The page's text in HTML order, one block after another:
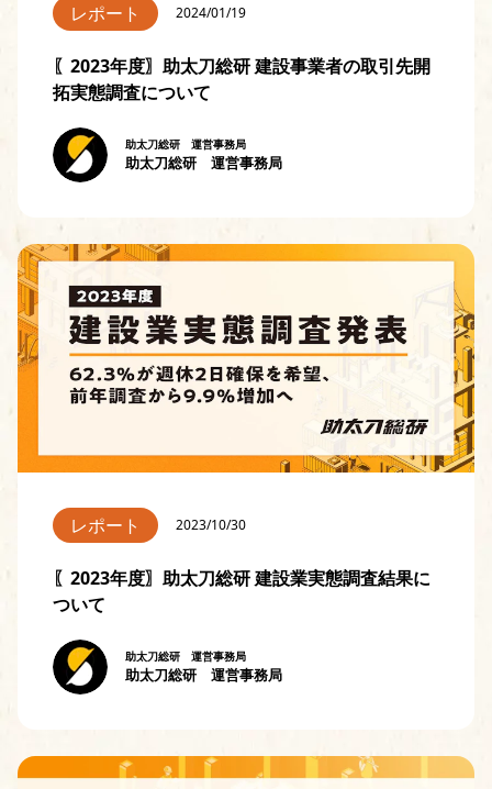
レポート 2024/01/19
〖2023年度〗助太刀総研 建設事業者の取引先開
拓実態調査について
助太刀総研 運営事務局
助太刀総研 運営事務局
レポート 2023/10/30
〖2023年度〗助太刀総研 建設業実態調査結果に
ついて
助太刀総研 運営事務局
助太刀総研 運営事務局